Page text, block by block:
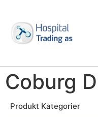
Coburg
Produkt Kategorier